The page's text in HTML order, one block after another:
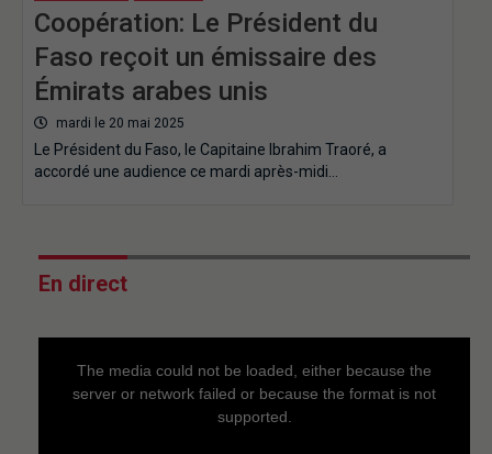
Coopération: Le Président du
Faso reçoit un émissaire des
Émirats arabes unis
mardi le 20 mai 2025
Le Président du Faso, le Capitaine Ibrahim Traoré, a
accordé une audience ce mardi après-midi…
En direct
The media could not be loaded, either because the
server or network failed or because the format is not
supported.